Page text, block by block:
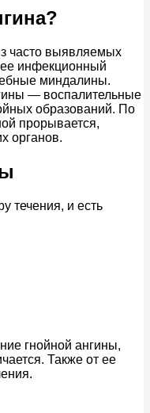
часто выявляемых
инфекционный
миндалины.
— воспалительные
образований. По
прорывается,
органов.
течения, и есть
гнойной ангины,
Также от ее